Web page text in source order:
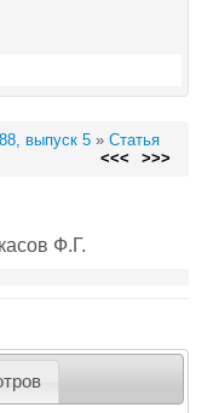
выпуск 5 » Статья
<<< >>>
Ф.Г.